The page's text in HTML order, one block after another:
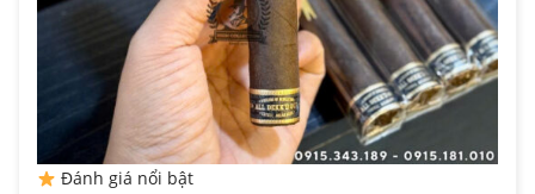
Đánh giá nổi bật